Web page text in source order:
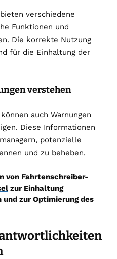
verschiedene
Funktionen und
Die korrekte Nutzung
für die Einhaltung der
verstehen
auch Warnungen
Diese Informationen
potenzielle
und zu beheben.
von Fahrtenschreiber-
zur Einhaltung
zur Optimierung des